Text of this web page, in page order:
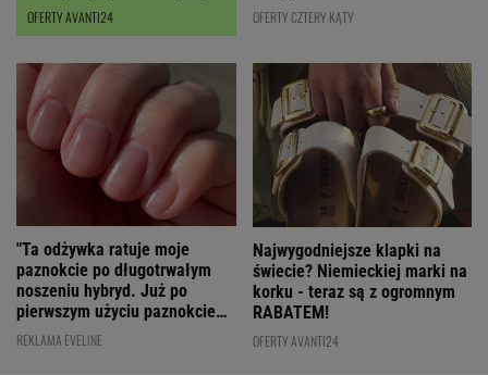
OFERTY AVANTI24 OFERTY CZTERY KĄTY
"Ta odżywka ratuje moje
paznokcie po długotrwałym
noszeniu hybryd. Już po
pierwszym użyciu paznokcie
są utwardzone"
REKLAMA EVELINE
Najwygodniejsze klapki na
świecie? Niemieckiej marki na
korku - teraz są z ogromnym
RABATEM!
OFERTY AVANTI24